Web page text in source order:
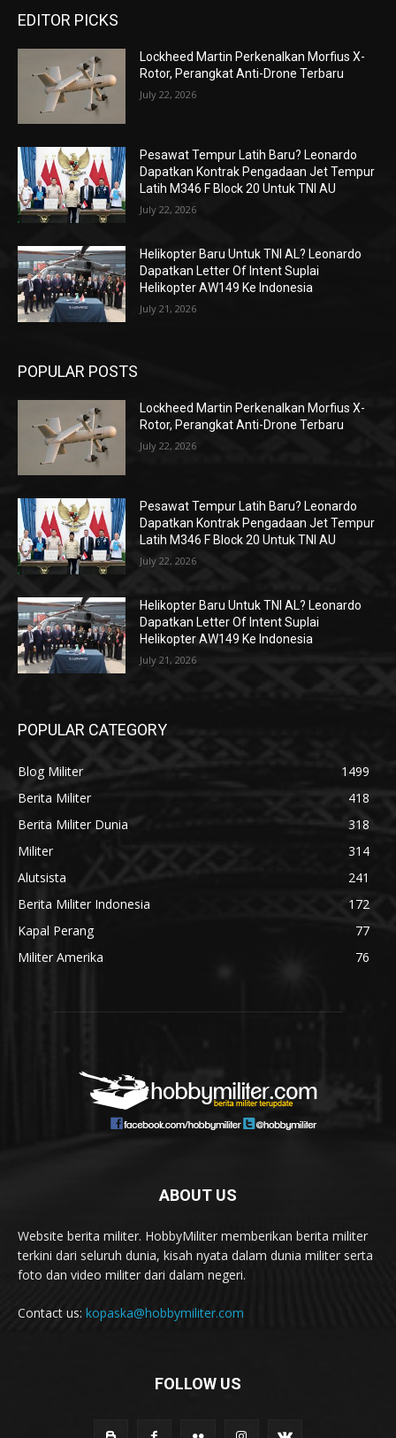
EDITOR PICKS
Lockheed Martin Perkenalkan Morfius X-
Rotor, Perangkat Anti-Drone Terbaru
July 22, 2026
Pesawat Tempur Latih Baru? Leonardo
Dapatkan Kontrak Pengadaan Jet Tempur
Latih M346 F Block 20 Untuk TNI AU
July 22, 2026
Helikopter Baru Untuk TNI AL? Leonardo
Dapatkan Letter Of Intent Suplai
Helikopter AW149 Ke Indonesia
July 21, 2026
POPULAR POSTS
Lockheed Martin Perkenalkan Morfius X-
Rotor, Perangkat Anti-Drone Terbaru
July 22, 2026
Pesawat Tempur Latih Baru? Leonardo
Dapatkan Kontrak Pengadaan Jet Tempur
Latih M346 F Block 20 Untuk TNI AU
July 22, 2026
Helikopter Baru Untuk TNI AL? Leonardo
Dapatkan Letter Of Intent Suplai
Helikopter AW149 Ke Indonesia
July 21, 2026
POPULAR CATEGORY
Blog Militer
1499
Berita Militer
418
Berita Militer Dunia
318
Militer
314
Alutsista
241
Berita Militer Indonesia
172
Kapal Perang
77
Militer Amerika
76
ABOUT US
Website berita militer. HobbyMiliter memberikan berita militer
terkini dari seluruh dunia, kisah nyata dalam dunia militer serta
foto dan video militer dari dalam negeri.
Contact us: kopaska@hobbymiliter.com
FOLLOW US